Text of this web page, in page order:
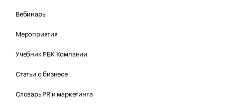
Вебинары
Мероприятия
Учебник РБК Компании
Статьи о бизнесе
Словарь PR и маркетинга